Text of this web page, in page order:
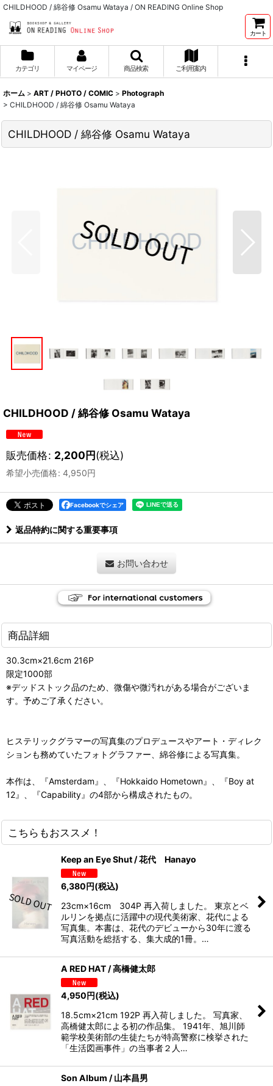
CHILDHOOD / 綿谷修 Osamu Wataya / ON READING Online Shop
カート
カテゴリ マイページ 商品検索 ご利用案内
ホーム > ART / PHOTO / COMIC > Photograph
> CHILDHOOD / 綿谷修 Osamu Wataya
CHILDHOOD / 綿谷修 Osamu Wataya
CHILDHOOD / 綿谷修 Osamu Wataya
販売価格: 2,200円(税込)
希望小売価格: 4,950円
Facebookでシェア
返品特約に関する重要事項
お問い合わせ
商品詳細
30.3cm×21.6cm 216P
限定1000部
※デッドストック品のため、微傷や微汚れがある場合がございま
す。予めご了承ください。
ヒステリックグラマーの写真集のプロデュースやアート・ディレク
ションも務めていたフォトグラファー、綿谷修による写真集。
本作は、『Amsterdam』、『Hokkaido Hometown』、『Boy at
12』、『Capability』の4部から構成されたもの。
こちらもおススメ！
Keep an Eye Shut / 花代 Hanayo
6,380円(税込)
23cm×16cm 304P 再入荷しました。 東京とベ
ルリンを拠点に活躍中の現代美術家、花代による
写真集。本書は、花代のデビューから30年に渡る
写真活動を総括する、集大成的1冊。…
A RED HAT / 高橋健太郎
4,950円(税込)
18.5cm×21cm 192P 再入荷しました。 写真家、
高橋健太郎による初の作品集。 1941年、旭川師
範学校美術部の生徒たちが特高警察に検挙された
「生活図画事件」の当事者２人…
Son Album / 山本昌男